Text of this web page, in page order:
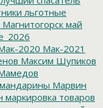
льготные
Магнитогорск май
2020 Мак-2021
Максим Шупиков
мандарины Марвин
маркировка товаров